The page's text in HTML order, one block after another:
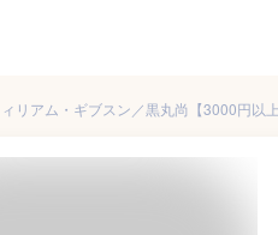
リアム・ギブスン／黒丸尚【3000円以上